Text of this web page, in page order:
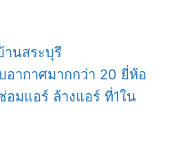
นสระบุรี
อากาศมากกว่า 20 ยี่ห้อ
มแอร์ ล้างแอร์ ที่1ใน